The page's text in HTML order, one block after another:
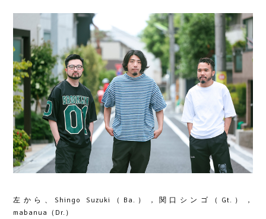
左から、Shingo Suzuki（Ba.），関口シンゴ（Gt.），
mabanua（Dr.）